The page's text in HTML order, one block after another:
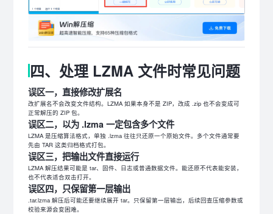
四、处理 LZMA 文件时常见问题
误区一，直接修改扩展名
改扩展名不会改变文件结构。LZMA 如果本身不是 ZIP，改成 .zip 也不会变成可
正常解压的 ZIP 包。
误区二，以为 .lzma 一定包含多个文件
LZMA 是压缩算法格式，单独 .lzma 往往只还原一个原始文件。多个文件通常要
先由 TAR 这类归档格式打包。
误区三，把输出文件直接运行
LZMA 解压结果可能是 tar、固件、日志或普通数据文件。能还原不代表能安装，
也不代表适合双击打开。
误区四，只保留第一层输出
.tar.lzma 解压后可能还要继续展开 tar。只保留第一层输出，后续回查压缩参数或
校验来源会变困难。